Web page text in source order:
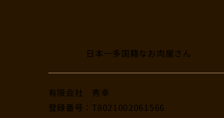
日本一多国籍なお肉屋さん
​有限会社 秀幸
登録番号：T8021002061566